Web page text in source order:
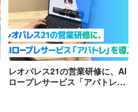
レオパレス21の営業研修に、AI
ロープレサービス「アバトレ」